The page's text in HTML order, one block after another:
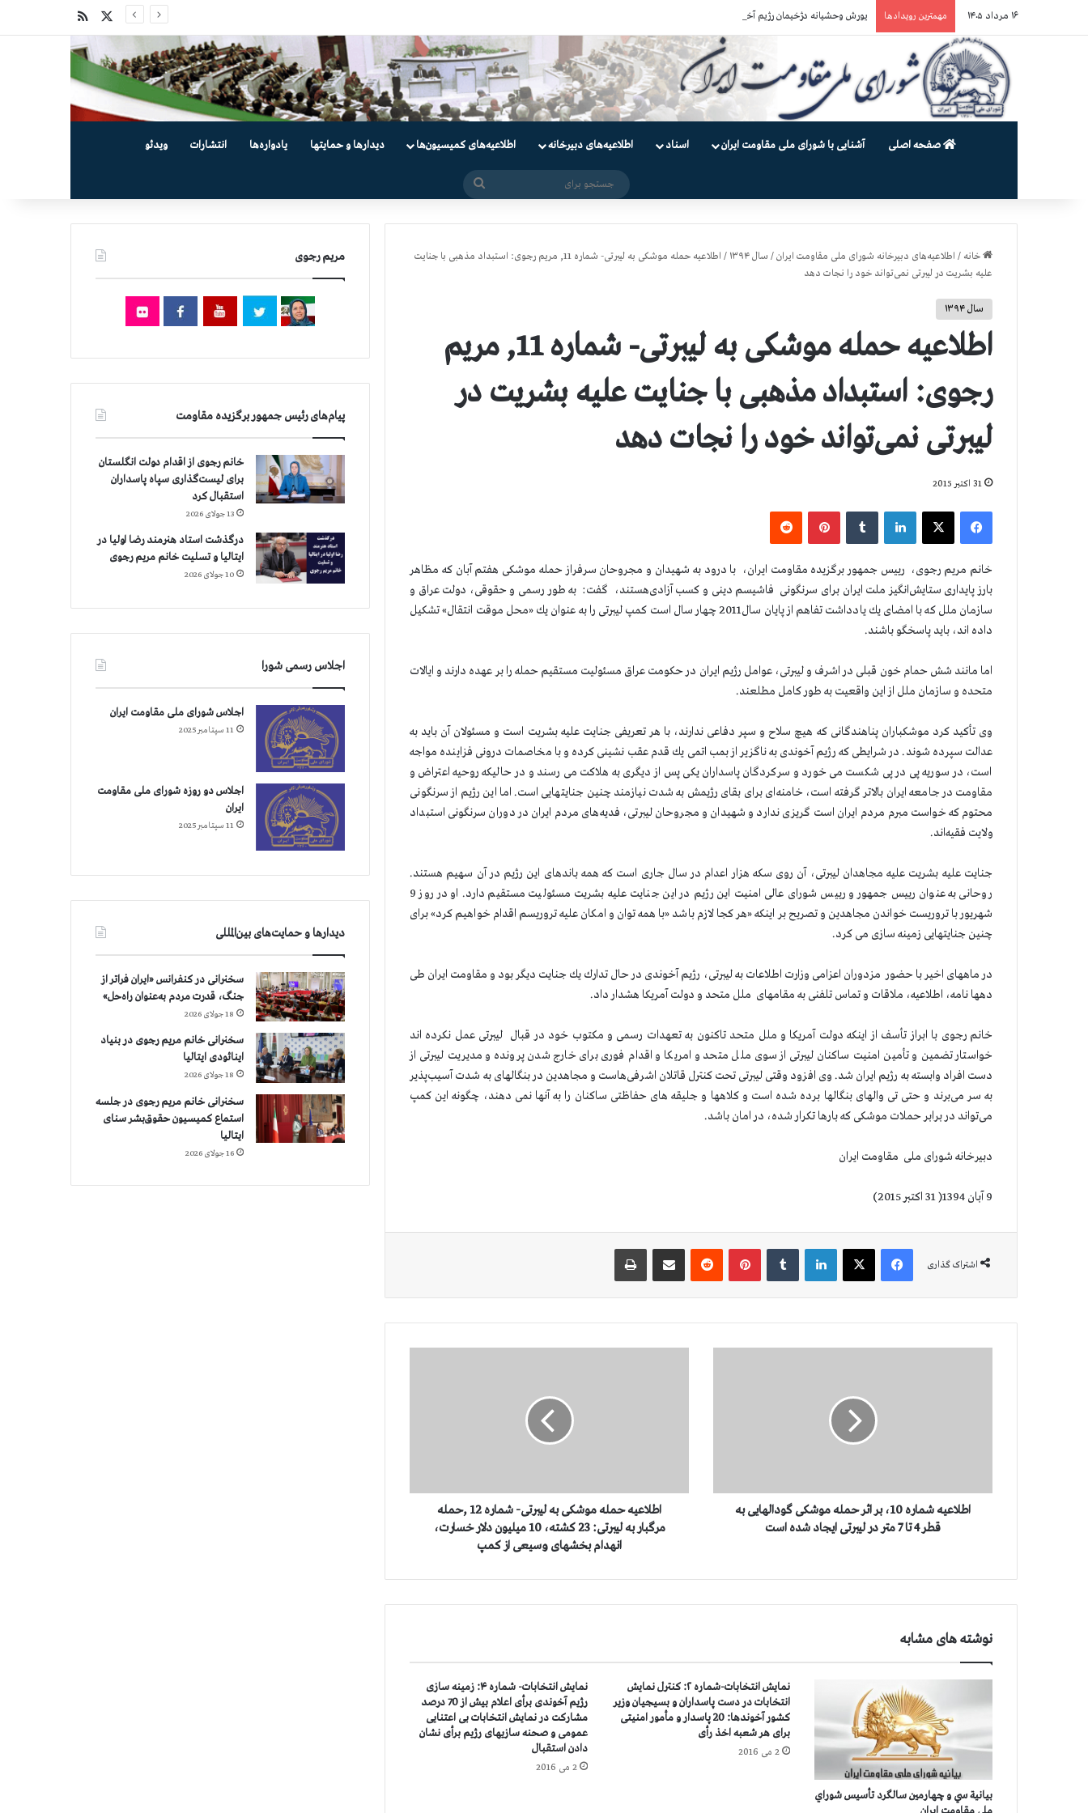
۱۶ مرداد ۱۴۰۵ مهمترین رویدادها یورش وحشیانه دژخیمان رژیم آخوندی به بند ۷ زندان اوین و ضرب‌وجرح زندانیان سیاسی
صفحه اصلی آشنایی با شورای ملی مقاومت ایران اسناد اطلاعیه‌های دبیرخانه اطلاعیه‌های کمیسیون‌‌ها دیدارها و حمایتها یادواره‌ها انتشارات ویدئو
خانه / اطلاعیه‌های دبیرخانه شورای ملی مقاومت ایران/ سال ۱۳۹۴ /
اطلاعیه حمله موشكی به لیبرتی- شماره 11, مریم رجوی: استبداد مذهبی با جنایت
علیه بشریت در لیبرتی نمی‌تواند خود را نجات دهد
سال ۱۳۹۴
اطلاعیه حمله موشكی به لیبرتی- شماره 11, مریم
رجوی: استبداد مذهبی با جنایت علیه بشریت در
لیبرتی نمی‌تواند خود را نجات دهد
31 اکتبر 2015
فیس بوک X ‫پین‌ترست
خانم مریم رجوی، رییس جمهور برگزیده مقاومت ایران، با درود به شهیدان و مجروحان سرفراز حمله موشكی هفتم آبان كه مظاهر
بارز پایداری ستایش‌انگیز ملت ایران برای سرنگونی فاشیسم دینی و كسب آزادی‌هستند، گفت: به طور رسمی و حقوقی، دولت عراق و
سازمان ملل كه با امضای یك یادداشت تفاهم از پایان سال2011 چهار سال است كمپ لیبرتی را به عنوان یك «محل موقت انتقال» تشكیل
داده اند، باید پاسخگو باشند.
اما مانند شش حمام خون قبلی در اشرف و لیبرتی، عوامل رژیم ایران در حكومت عراق مسئولیت مستقیم حمله را بر عهده دارند و ایالات
متحده و سازمان ملل از این واقعیت به طور كامل مطلعند.
وی تأكید كرد موشكباران پناهندگانی كه هیچ سلاح و سپر دفاعی ندارند، با هر تعریفی جنایت علیه بشریت است و مسئولان آن باید به
عدالت سپرده شوند. در شرایطی كه رژیم آخوندی به ناگزیر از بمب اتمی یك قدم عقب نشینی كرده و با مخاصمات درونی فزاینده مواجه
است، در سوریه پی در پی شكست می خورد و سركردگان پاسداران یكی پس از دیگری به هلاكت می رسند و در حالیكه روحیه اعتراض و
مقاومت در جامعه ایران بالاتر گرفته است، خامنه‌ای برای بقای رژیمش به شدت نیازمند چنین جنایتهایی است. اما این رژیم از سرنگونی
محتوم كه خواست مبرم مردم ایران است گریزی ندارد و شهیدان و مجروحان لیبرتی، فدیه‌های مردم ایران در دوران سرنگونی استبداد
ولایت فقیه‌اند. ‏‏
جنایت علیه بشریت علیه مجاهدان لیبرتی، آن روی سكه هزار اعدام در سال جاری است كه همه باندهای این رژیم در آن سهیم هستند.
روحانی به عنوان رییس جمهور و رییس شورای عالی امنیت این رژیم در این جنایت علیه بشریت مسئولیت مستقیم دارد. او در روز 9
شهریور با تروریست خواندن مجاهدین و تصریح بر اینكه «هر كجا لازم باشد «با همه توان و امكان علیه تروریسم اقدام خواهیم كرد» برای
چنین جنایتهایی زمینه سازی می كرد.
در ماههای اخیر با حضور ‏‏ مزدوران اعزامی وزارت اطلاعات به لیبرتی، رژیم آخوندی در حال تدارك یك جنایت دیگر بود و مقاومت ایران طی
دهها نامه، اطلاعیه، ملاقات و تماس تلفنی به مقامهای ‌ ملل متحد و دولت آمریكا هشدار داد.‏
خانم رجوی با ابراز تأسف از اینكه دولت آمریكا و ملل متحد تاكنون به تعهدات رسمی و مكتوب خود در قبال لیبرتی عمل نكرده اند
خواستار تضمین و تأمین امنیت ساكنان لیبرتی از سوی ملل متحد و امریكا و اقدام فوری برای خارج شدن پرونده و مدیریت لیبرتی از
دست افراد وابسته به رژیم ایران شد. وی افزود وقتی لیبرتی تحت كنترل قاتلان اشرفی‌هاست و مجاهدین در بنگالهای به شدت آسیب‌پذیر
به سر می‌برند و حتی تی والهای بنگالها برده شده است و كلاهها و جلیقه های حفاظتی ساكنان را به آنها نمی دهند، چگونه این كمپ
می‌تواند ‏در برابر حملات موشكی كه بارها تكرار شده، در امان باشد.‏
دبیرخانه شورای ملی مقاومت ایران
9 آبان 1394( 31 اكتبر 2015)
اشتراک گذاری
فیس بوک X ‫پین‌ترست ‫رددیت
م
0
ا
ث
ر
ل
ه
و
ش
اطلاعیه شماره 10، بر اثر حمله موشکی گودالهایی به
قطر 4 تا 7 متر در لیبرتی ایجاد شده است
م
ش
ل
ی
ب
ر
اطلاعیه حمله موشكی به لیبرتی- شماره 12 ,حمله
مرگبار به لیبرتی: 23 كشته، 10 میلیون دلار خسارت،
انهدام بخشهای وسیعی از كمپ
نوشته های مشابه
بيانية سي و چهارمين سالگرد تأسيس شوراي
نمایش انتخابات-شماره ۲: كنترل نمایش
انتخابات در دست پاسداران و بسیجیان وزیر
كشور آخوندها: 20 پاسدار و مأمور امنیتی
برای هر شعبه اخذ رأی
2 می 2016
نمایش انتخابات- شماره ۴: زمینه سازی
رژیم آخوندی برأی اعلام بیش از 70 درصد
مشاركت در نمایش انتخابات بی اعتنایی
عمومی و صحنه سازیهای رژیم برأی نشان
دادن استقبال
2 می 2016
مریم رجوی
پیام‌های رئیس جمهور برگزیده مقاومت
خانم رجوی از اقدام دولت انگلستان
برای لیست‌گذاری سپاه پاسداران
استقبال کرد
13 جولای 2026
درگذشت استاد هنرمند رضا اولیا در
ایتالیا و تسلیت خانم مریم رجوی
10 جولای 2026
اجلاس رسمی شورا
اجلاس شورای ملی مقاومت ایران
11 سپتامبر 2025
اجلاس دو روزه شورای ملی مقاومت
ایران
11 سپتامبر 2025
دیدارها و حمایت‌های بین‌المللی
سخنرانی در کنفرانس «ایران فراتر از
جنگ، قدرت مردم به‌عنوان راه‌حل»
18 جولای 2026
سخنرانی خانم مریم رجوی در بنیاد
اینائودی ایتالیا
18 جولای 2026
سخنرانی خانم مریم رجوی در جلسه
استماع کمیسیون حقوق‌بشر سنای
ایتالیا
16 جولای 2026